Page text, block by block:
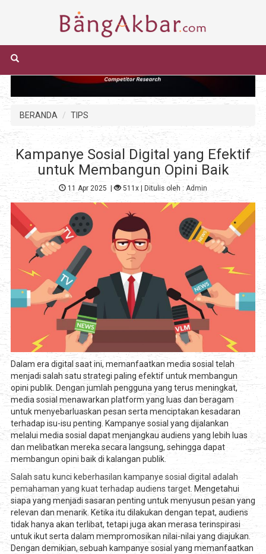
BERANDA TIPS
Kampanye Sosial Digital yang Efektif
untuk Membangun Opini Baik
11 Apr 2025 | 511x| Ditulis oleh : Admin
Dalam era digital saat ini, memanfaatkan media sosial telah
menjadi salah satu strategi paling efektif untuk membangun
opini publik. Dengan jumlah pengguna yang terus meningkat,
media sosial menawarkan platform yang luas dan beragam
untuk menyebarluaskan pesan serta menciptakan kesadaran
terhadap isu-isu penting. Kampanye sosial yang dijalankan
melalui media sosial dapat menjangkau audiens yang lebih luas
dan melibatkan mereka secara langsung, sehingga dapat
membangun opini baik di kalangan publik.
Salah satu kunci keberhasilan kampanye sosial digital adalah
pemahaman yang kuat terhadap audiens target. Mengetahui
siapa yang menjadi sasaran penting untuk menyusun pesan yang
relevan dan menarik. Ketika itu dilakukan dengan tepat, audiens
tidak hanya akan terlibat, tetapi juga akan merasa terinspirasi
untuk ikut serta dalam mempromosikan nilai-nilai yang diajukan.
Dengan demikian, sebuah kampanye sosial yang memanfaatkan